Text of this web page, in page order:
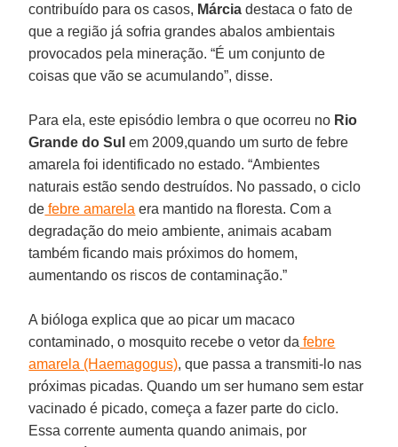
contribuído para os casos, Márcia destaca o fato de
que a região já sofria grandes abalos ambientais
provocados pela mineração. “É um conjunto de
coisas que vão se acumulando”, disse.
Para ela, este episódio lembra o que ocorreu no Rio
Grande do Sul em 2009,quando um surto de febre
amarela foi identificado no estado. “Ambientes
naturais estão sendo destruídos. No passado, o ciclo
de febre amarela era mantido na floresta. Com a
degradação do meio ambiente, animais acabam
também ficando mais próximos do homem,
aumentando os riscos de contaminação.”
A bióloga explica que ao picar um macaco
contaminado, o mosquito recebe o vetor da febre
amarela (Haemagogus), que passa a transmiti-lo nas
próximas picadas. Quando um ser humano sem estar
vacinado é picado, começa a fazer parte do ciclo.
Essa corrente aumenta quando animais, por